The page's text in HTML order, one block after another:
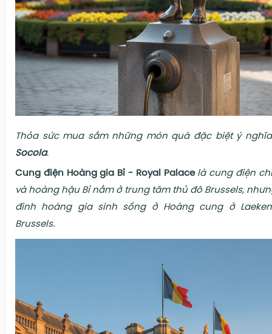
Thỏa sức mua sắm những món quà đặc biệt ý
Socola.
Cung điện Hoàng gia Bỉ - Royal Palace là cung điện
và hoàng hậu Bỉ nằm ở trung tâm thủ đô Brussels,
đình hoàng gia sinh sống ở Hoàng cung ở
Brussels.